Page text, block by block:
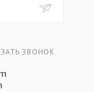
ЗВОНОК